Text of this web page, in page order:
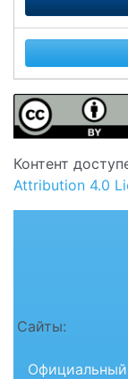
Контент
Attribution 4.0
Сайты: